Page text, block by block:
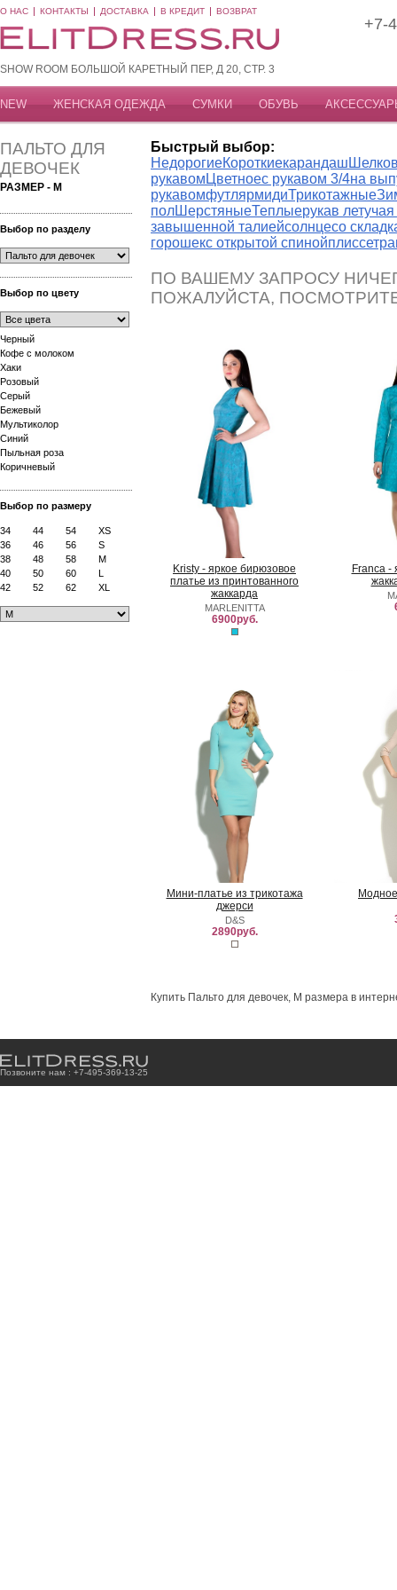
О НАС КОНТАКТЫ ДОСТАВКА В КРЕДИТ ВОЗВРАТ
SHOW ROOM БОЛЬШОЙ КАРЕТНЫЙ ПЕР, Д 20, СТР. 3
+7-
NEW ЖЕНСКАЯ ОДЕЖДА СУМКИ ОБУВЬ
ПАЛЬТО ДЛЯ
ДЕВОЧЕК
РАЗМЕР - M
Выбор по разделу
Выбор по цвету
Черный
Кофе с молоком
Хаки
Розовый
Серый
Бежевый
Мультиколор
Синий
Пыльная роза
Коричневый
Выбор по размеру
34 44 54
XS
36
46 56
S
38
48 58
M
40
50 60
L
42
52 62 XL
Быстрый выбор:
НедорогиеКороткиекарандаш
рукавом Цветноес рукавом 3/4на
рукавомфутлярмидиТрикотажные
полШерстяныеТеплыерукав
завышенной талиейсолнцесо
горошекс открытой спинойплиссе
ПО ВАШЕМУ ЗАПРОСУ
ПОЖАЛУЙСТА,
Kristy - яркое бирюзовое
платье из принтованного
жаккарда
MARLENITTA
6900руб.
Franca -
Мини-платье из трикотажа
джерси
D&S
2890руб.
Купить Пальто для девочек, M размера в
Позвоните нам : +7-495-369-13-25